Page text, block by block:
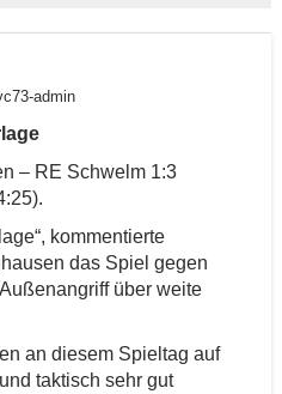
admin
– RE Schwelm 1:3
kommentierte
das Spiel gegen
über weite
an diesem Spieltag auf
taktisch sehr gut